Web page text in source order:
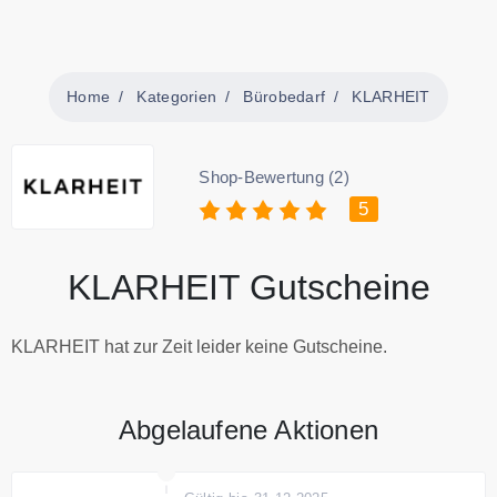
Home Kategorien Bürobedarf KLARHEIT
Shop-Bewertung (2)
5
KLARHEIT Gutscheine
KLARHEIT hat zur Zeit leider keine Gutscheine.
Abgelaufene Aktionen